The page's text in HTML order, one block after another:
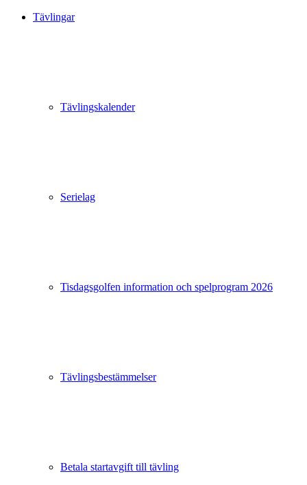
Tävlingar
Tävlingskalender
Serielag
Tisdagsgolfen information och spelprogram 2026
Tävlingsbestämmelser
Betala startavgift till tävling